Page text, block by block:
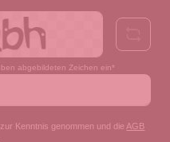
abgebildeten Zeichen ein*
zur Kenntnis genommen und die AGB